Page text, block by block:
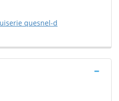
quesnel-d